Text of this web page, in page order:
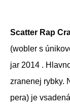
Scatter Rap
(wobler s
jar 2014 .
zranenej rybky.
pera) je